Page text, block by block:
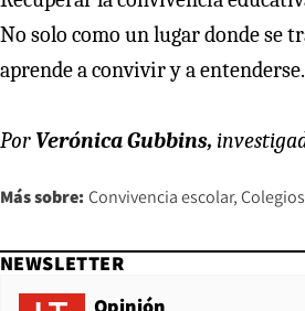
No solo como un lugar donde se
aprende a convivir y a
Por Verónica Gubbins,
Más sobre: Convivencia escolar Colegios
NEWSLETTER
Opinión